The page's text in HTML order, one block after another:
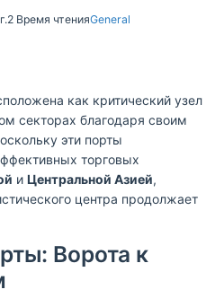
2 Время чтенияGeneral
как критический узел
секторах благодаря своим
эти порты
торговых
и Центральной Азией,
центра продолжает
Ворота к